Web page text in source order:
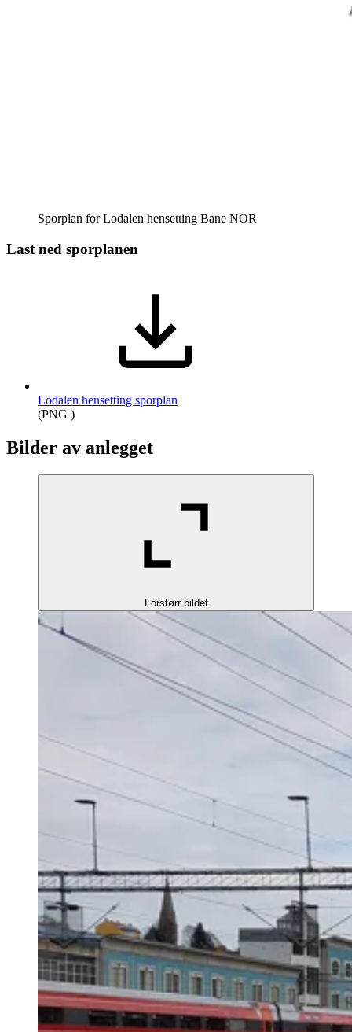
Sporplan for Lodalen hensetting Bane NOR
Last ned sporplanen
Lodalen hensetting sporplan
(PNG )
Bilder av anlegget
Forstørr bildet